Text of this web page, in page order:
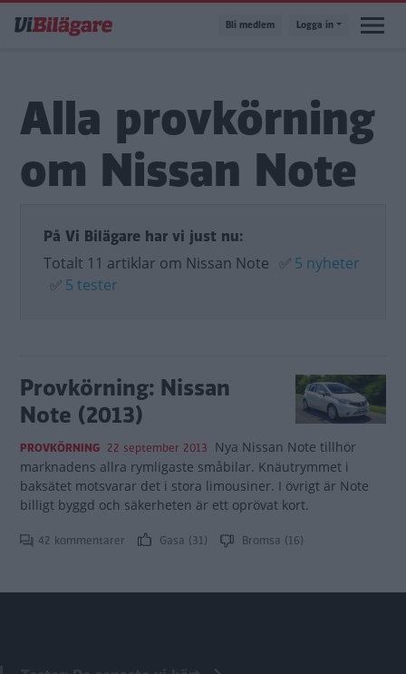
till
Bli medlem Logga in
Alla provkörning
om Nissan Note
På Vi Bilägare har vi just nu:
Totalt 11 artiklar om Nissan Note ✅ 5 nyheter
✅ 5 tester
Provkörning: Nissan
Note (2013)
PROVKÖRNING 22 september 2013 Nya Nissan Note tillhör
marknadens allra rymligaste småbilar. Knäutrymmet i
baksätet motsvarar det i stora limousiner. I övrigt är Note
billigt byggd och säkerheten är ett oprövat kort.
42 kommentarer Gasa (31) Bromsa (16)